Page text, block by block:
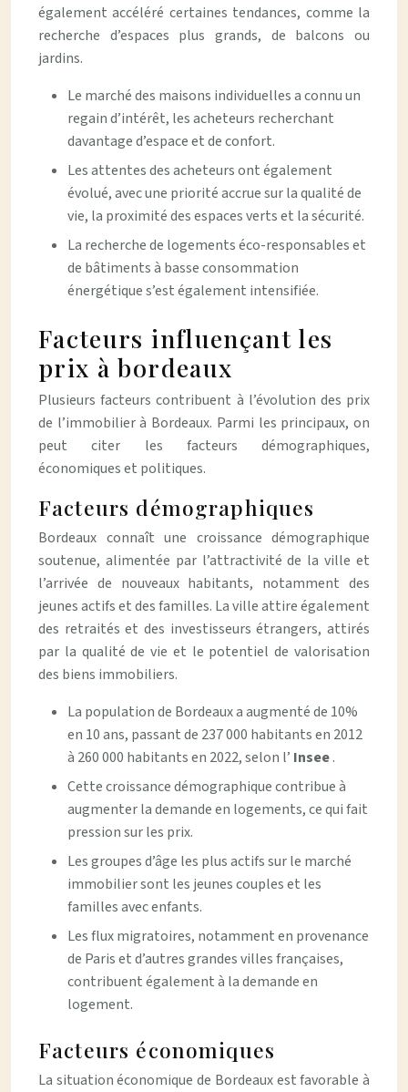
également accéléré certaines tendances, comme la
recherche d’espaces plus grands, de balcons ou
jardins.
Le marché des maisons individuelles a connu un
regain d’intérêt, les acheteurs recherchant
davantage d’espace et de confort.
Les attentes des acheteurs ont également
évolué, avec une priorité accrue sur la qualité de
vie, la proximité des espaces verts et la sécurité.
La recherche de logements éco-responsables et
de bâtiments à basse consommation
énergétique s’est également intensifiée.
Facteurs influençant les
prix à bordeaux
Plusieurs facteurs contribuent à l’évolution des prix
de l’immobilier à Bordeaux. Parmi les principaux, on
peut citer les facteurs démographiques,
économiques et politiques.
Facteurs démographiques
Bordeaux connaît une croissance démographique
soutenue, alimentée par l’attractivité de la ville et
l’arrivée de nouveaux habitants, notamment des
jeunes actifs et des familles. La ville attire également
des retraités et des investisseurs étrangers, attirés
par la qualité de vie et le potentiel de valorisation
des biens immobiliers.
La population de Bordeaux a augmenté de 10%
en 10 ans, passant de 237 000 habitants en 2012
à 260 000 habitants en 2022, selon l’ Insee.
Cette croissance démographique contribue à
augmenter la demande en logements, ce qui fait
pression sur les prix.
Les groupes d’âge les plus actifs sur le marché
immobilier sont les jeunes couples et les
familles avec enfants.
Les flux migratoires, notamment en provenance
de Paris et d’autres grandes villes françaises,
contribuent également à la demande en
logement.
Facteurs économiques
La situation économique de Bordeaux est favorable à